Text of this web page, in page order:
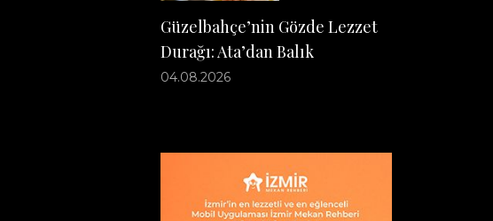
Güzelbahçe’nin Gözde Lezzet
Durağı: Ata’dan Balık
04.08.2026